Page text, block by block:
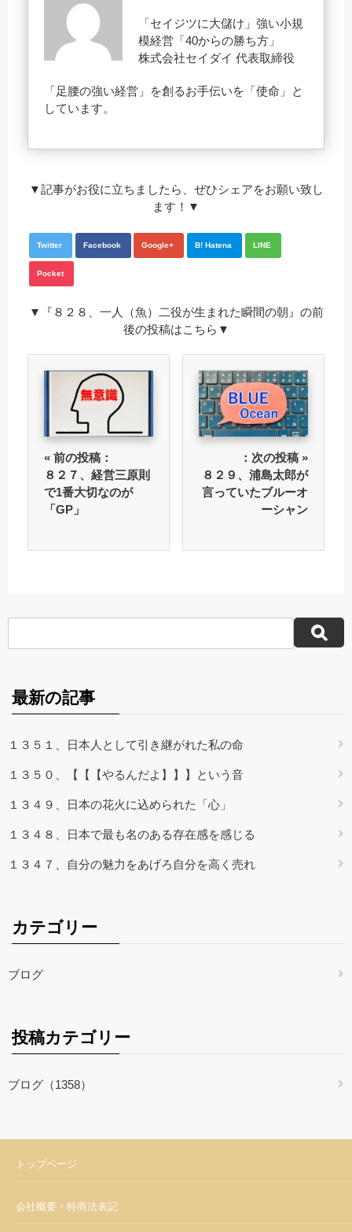
「セイジツに大儲け」強い小規
模経営「40からの勝ち方」
株式会社セイダイ 代表取締役
「足腰の強い経営」を創るお手伝いを「使命」と
しています。
▼記事がお役に立ちましたら、ぜひシェアをお願い致し
ます！▼
Twitter Facebook Google+ B! Hatena LINE
Pocket
▼『８２８、一人（魚）二役が生まれた瞬間の朝』の前
後の投稿はこちら▼
« 前の投稿：
８２７、経営三原則
で1番大切なのが
「GP」
：次の投稿 »
８２９、浦島太郎が
言っていたブルーオ
ーシャン
最新の記事
１３５１、日本人として引き継がれた私の命
１３５０、【【【やるんだよ】】】という音
１３４９、日本の花火に込められた「心」
１３４８、日本で最も名のある存在感を感じる
１３４７、自分の魅力をあげろ自分を高く売れ
カテゴリー
ブログ
投稿カテゴリー
ブログ（1358）
トップページ
会社概要・特商法表記